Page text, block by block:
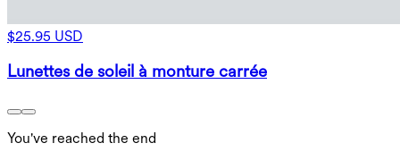
$25.95 USD
Lunettes de soleil à monture carrée
You've reached the end